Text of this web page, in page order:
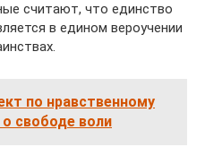
считают, что единство
в едином вероучении
по нравственному
свободе воли